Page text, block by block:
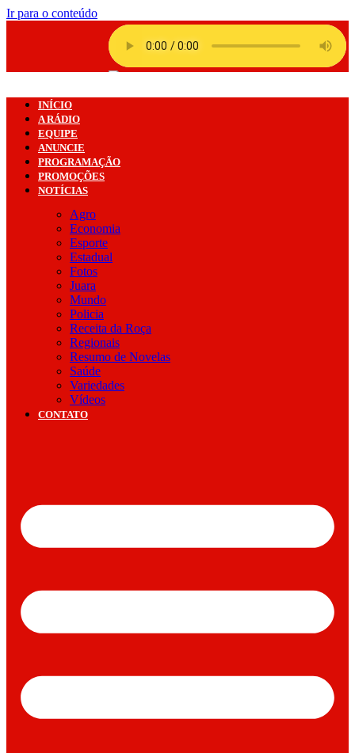
Ir para o conteúdo
INÍCIO
A RÁDIO
EQUIPE
ANUNCIE
PROGRAMAÇÃO
PROMOÇÕES
NOTÍCIAS
Agro
Economia
Esporte
Estadual
Fotos
Juara
Mundo
Policia
Receita da Roça
Regionais
Resumo de Novelas
Saúde
Variedades
Vídeos
CONTATO